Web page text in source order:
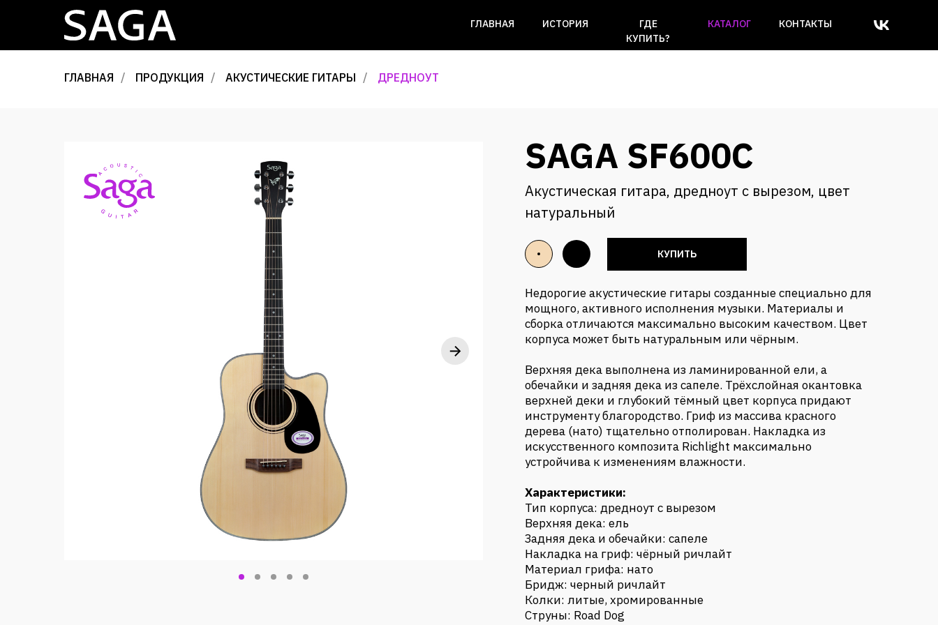
ГЛАВНАЯ ИСТОРИЯ
ГДЕ
КУПИТЬ?
КОНТАКТЫ
КАТАЛОГ
ГЛАВНАЯ / ПРОДУКЦИЯ / АКУСТИЧЕСКИЕ ГИТАРЫ / ДРЕДНОУТ
SAGA SF600C
Акустическая гитара, дредноут с вырезом, цвет
натуральный
Недорогие акустические гитары созданные специально для
мощного, активного исполнения музыки. Материалы и
сборка отличаются максимально высоким качеством. Цвет
корпуса может быть натуральным или чёрным.
Верхняя дека выполнена из ламинированной ели, а
обечайки и задняя дека из сапеле. Трёхслойная окантовка
верхней деки и глубокий тёмный цвет корпуса придают
инструменту благородство. Гриф из массива красного
дерева (нато) тщательно отполирован. Накладка из
искусственного композита Richlight максимально
устройчива к изменениям влажности.
Характеристики:
Тип корпуса: дредноут с вырезом
Верхняя дека: ель
Задняя дека и обечайки: сапеле
Накладка на гриф: чёрный ричлайт
Материал грифа: нато
Бридж: черный ричлайт
Колки: литые, хромированные
Струны: Road Dog
КУПИТЬ